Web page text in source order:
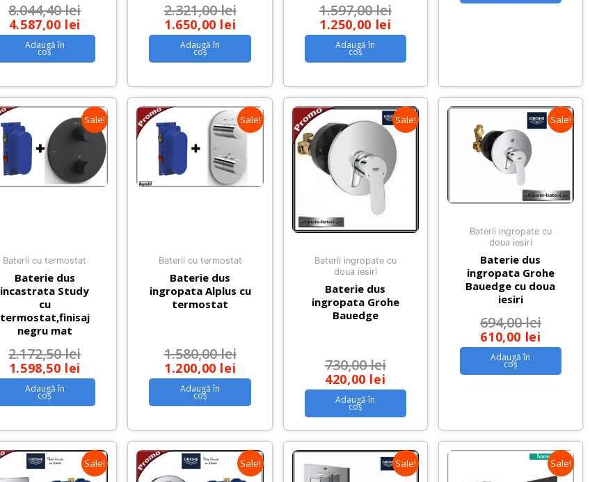
8.044,40lei
4.587,00 lei
Adaugă în
coș
2.321,00lei
1.650,00 lei
Adaugă în
coș
1.597,00lei
1.250,00 lei
Adaugă în
coș
Sale!
Baterii cu termostat
Baterie dus
incastrata Study
cu
termostat,finisaj
negru mat
2.172,50lei
1.598,50 lei
Adaugă în
coș
Sale!
Baterii cu termostat
Baterie dus
ingropata Alplus cu
termostat
1.580,00lei
1.200,00 lei
Adaugă în
coș
Sale!
Baterii ingropate cu
doua iesiri
Baterie dus
ingropata Grohe
Bauedge
730,00lei
420,00 lei
Adaugă în
coș
Sale!
Baterii ingropate cu
doua iesiri
Baterie dus
ingropata Grohe
Bauedge cu doua
iesiri
694,00lei
610,00 lei
Adaugă în
coș
Sale! Sale! Sale! Sale!